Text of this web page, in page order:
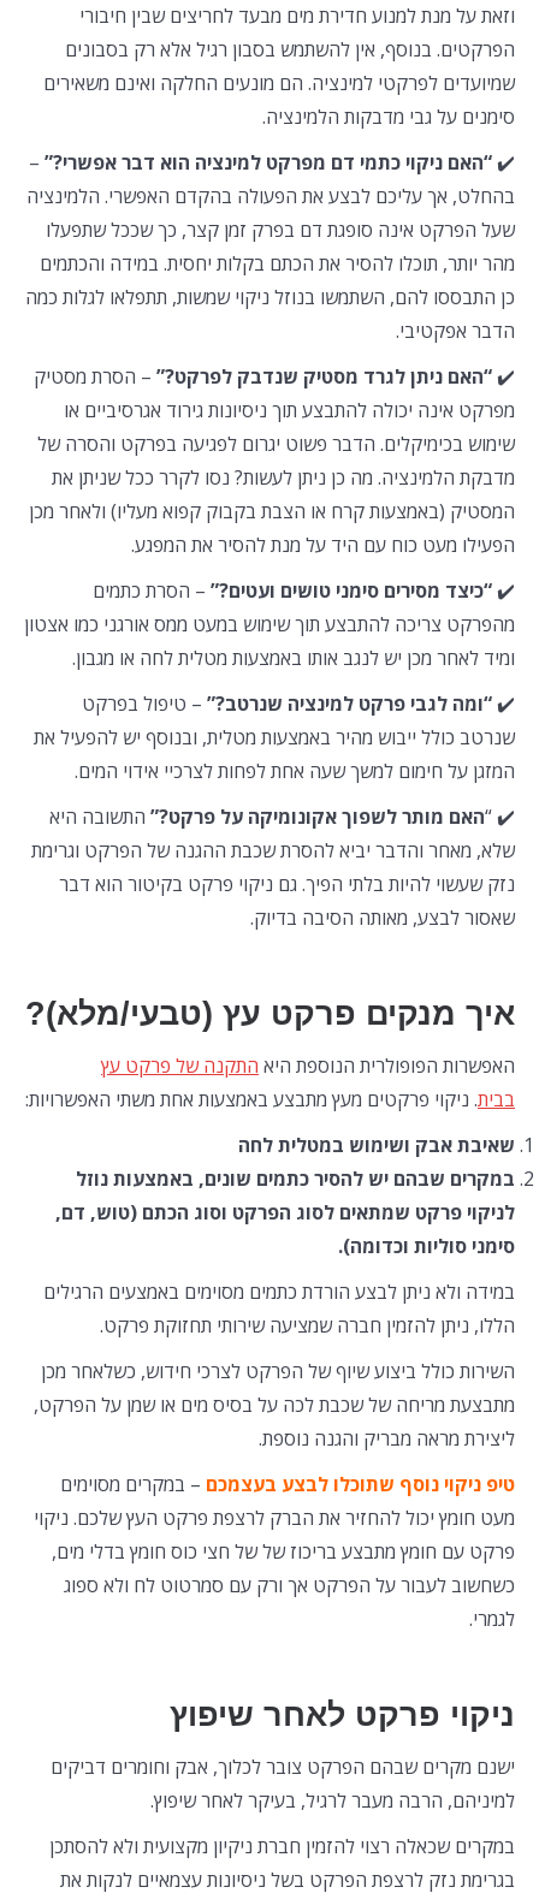
וזאת על מנת למנוע חדירת מים מבעד לחריצים שבין חיבורי
הפרקטים. בנוסף, אין להשתמש בסבון רגיל אלא רק בסבונים
שמיועדים לפרקטי למינציה. הם מונעים החלקה ואינם משאירים
סימנים על גבי מדבקות הלמינציה.
✔️“האם ניקוי כתמי דם מפרקט למינציה הוא דבר אפשרי?” –
בהחלט, אך עליכם לבצע את הפעולה בהקדם האפשרי. הלמינציה
שעל הפרקט אינה סופגת דם בפרק זמן קצר, כך שככל שתפעלו
מהר יותר, תוכלו להסיר את הכתם בקלות יחסית. במידה והכתמים
כן התבססו להם, השתמשו בנוזל ניקוי שמשות, תתפלאו לגלות כמה
הדבר אפקטיבי.
✔️“האם ניתן לגרד מסטיק שנדבק לפרקט?” – הסרת מסטיק
מפרקט אינה יכולה להתבצע תוך ניסיונות גירוד אגרסיביים או
שימוש בכימיקלים. הדבר פשוט יגרום לפגיעה בפרקט והסרה של
מדבקת הלמינציה. מה כן ניתן לעשות? נסו לקרר ככל שניתן את
המסטיק (באמצעות קרח או הצבת בקבוק קפוא מעליו) ולאחר מכן
הפעילו מעט כוח עם היד על מנת להסיר את המפגע.
✔️“כיצד מסירים סימני טושים ועטים?” – הסרת כתמים
מהפרקט צריכה להתבצע תוך שימוש במעט ממס אורגני כמו אצטון
ומיד לאחר מכן יש לנגב אותו באמצעות מטלית לחה או מגבון.
✔️“ומה לגבי פרקט למינציה שנרטב?” – טיפול בפרקט
שנרטב כולל ייבוש מהיר באמצעות מטלית, ובנוסף יש להפעיל את
המזגן על חימום למשך שעה אחת לפחות לצרכיי אידוי המים.
✔️ “האם מותר לשפוך אקונומיקה על פרקט?” התשובה היא
שלא, מאחר והדבר יביא להסרת שכבת ההגנה של הפרקט וגרימת
נזק שעשוי להיות בלתי הפיך. גם ניקוי פרקט בקיטור הוא דבר
שאסור לבצע, מאותה הסיבה בדיוק.
איך מנקים פרקט עץ (טבעי/מלא)?
האפשרות הפופולרית הנוספת היא התקנה של פרקט עץ
בבית. ניקוי פרקטים מעץ מתבצע באמצעות אחת משתי האפשרויות:
שאיבת אבק ושימוש במטלית לחה
במקרים שבהם יש להסיר כתמים שונים, באמצעות נוזל
לניקוי פרקט שמתאים לסוג הפרקט וסוג הכתם (טוש, דם,
סימני סוליות וכדומה).
במידה ולא ניתן לבצע הורדת כתמים מסוימים באמצעים הרגילים
הללו, ניתן להזמין חברה שמציעה שירותי תחזוקת פרקט.
השירות כולל ביצוע שיוף של הפרקט לצרכי חידוש, כשלאחר מכן
מתבצעת מריחה של שכבת לכה על בסיס מים או שמן על הפרקט,
ליצירת מראה מבריק והגנה נוספת.
טיפ ניקוי נוסף שתוכלו לבצע בעצמכם – במקרים מסוימים
מעט חומץ יכול להחזיר את הברק לרצפת פרקט העץ שלכם. ניקוי
פרקט עם חומץ מתבצע בריכוז של של חצי כוס חומץ בדלי מים,
כשחשוב לעבור על הפרקט אך ורק עם סמרטוט לח ולא ספוג
לגמרי.
ניקוי פרקט לאחר שיפוץ
ישנם מקרים שבהם הפרקט צובר לכלוך, אבק וחומרים דביקים
למיניהם, הרבה מעבר לרגיל, בעיקר לאחר שיפוץ.
במקרים שכאלה רצוי להזמין חברת ניקיון מקצועית ולא להסתכן
בגרימת נזק לרצפת הפרקט בשל ניסיונות עצמאיים לנקות את